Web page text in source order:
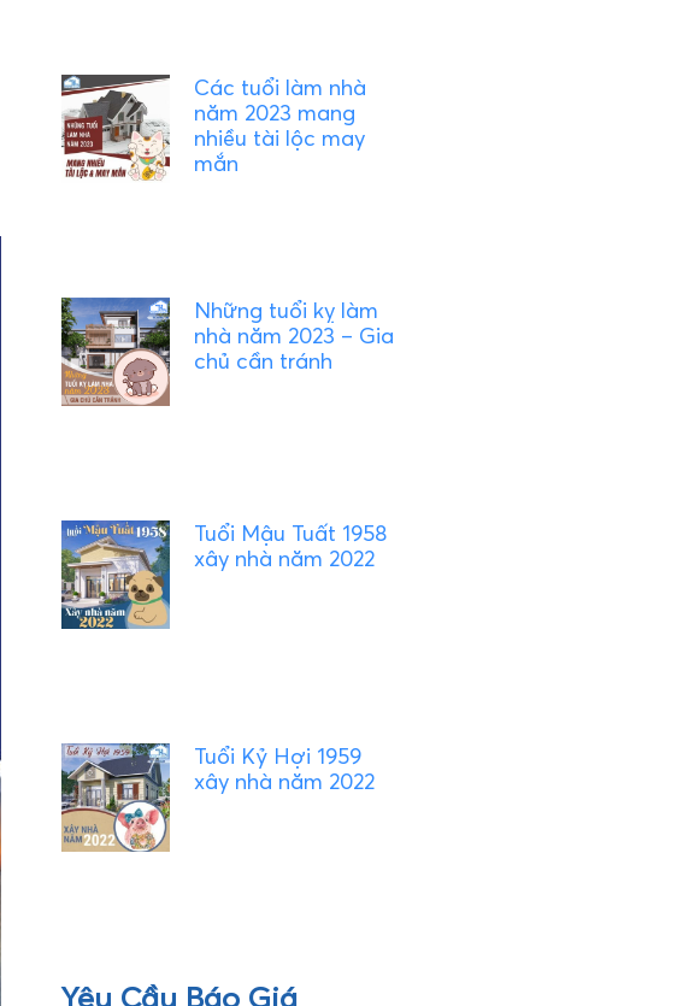
Các tuổi làm nhà
năm 2023 mang
nhiều tài lộc may
mắn
Những tuổi kỵ làm
nhà năm 2023 – Gia
chủ cần tránh
Tuổi Mậu Tuất 1958
xây nhà năm 2022
Tuổi Kỷ Hợi 1959
xây nhà năm 2022
Yêu Cầu Báo Giá